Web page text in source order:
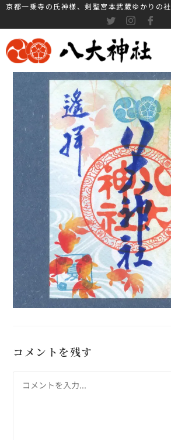
京都一乗寺の氏神様、剣聖宮本武蔵ゆかりの社
コメントを残す